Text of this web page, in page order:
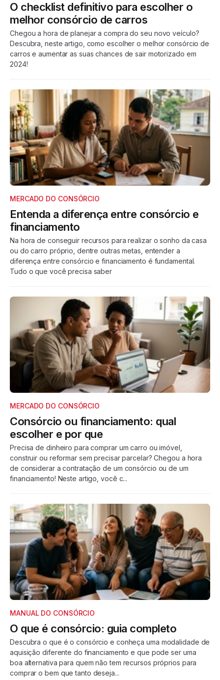
O checklist definitivo para escolher o
melhor consórcio de carros
Chegou a hora de planejar a compra do seu novo veículo?
Descubra, neste artigo, como escolher o melhor consórcio de
carros e aumentar as suas chances de sair motorizado em
2024!
MERCADO DO CONSÓRCIO
Entenda a diferença entre consórcio e
financiamento
Na hora de conseguir recursos para realizar o sonho da casa
ou do carro próprio, dentre outras metas, entender a
diferença entre consórcio e financiamento é fundamental.
Tudo o que você precisa saber
MERCADO DO CONSÓRCIO
Consórcio ou financiamento: qual
escolher e por que
Precisa de dinheiro para comprar um carro ou imóvel,
construir ou reformar sem precisar parcelar? Chegou a hora
de considerar a contratação de um consórcio ou de um
financiamento! Neste artigo, você c...
MANUAL DO CONSÓRCIO
O que é consórcio: guia completo
Descubra o que é o consórcio e conheça uma modalidade de
aquisição diferente do financiamento e que pode ser uma
boa alternativa para quem não tem recursos próprios para
comprar o bem que tanto deseja...